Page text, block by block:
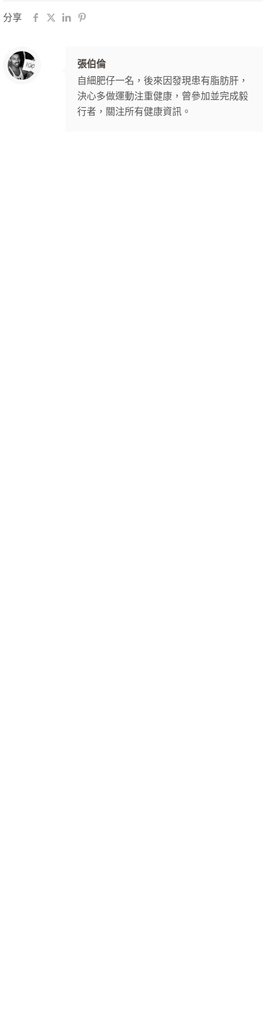
分享
張伯倫
自細肥仔一名，後來因發現患有脂肪肝，
決心多做運動注重健康，曾參加並完成毅
行者，關注所有健康資訊。